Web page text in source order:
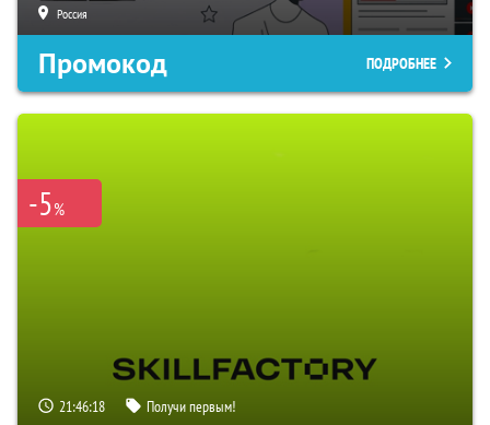
Россия
Промокод ПОДРОБНЕЕ
-5%
21:46:17 Получи первым!